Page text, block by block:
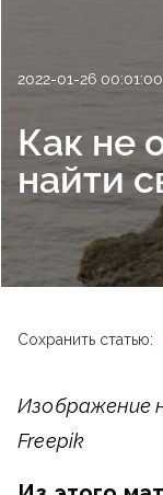
2022-01-26 00:01:00
Как не
найти
Сохранить статью:
Изображение
Freepik